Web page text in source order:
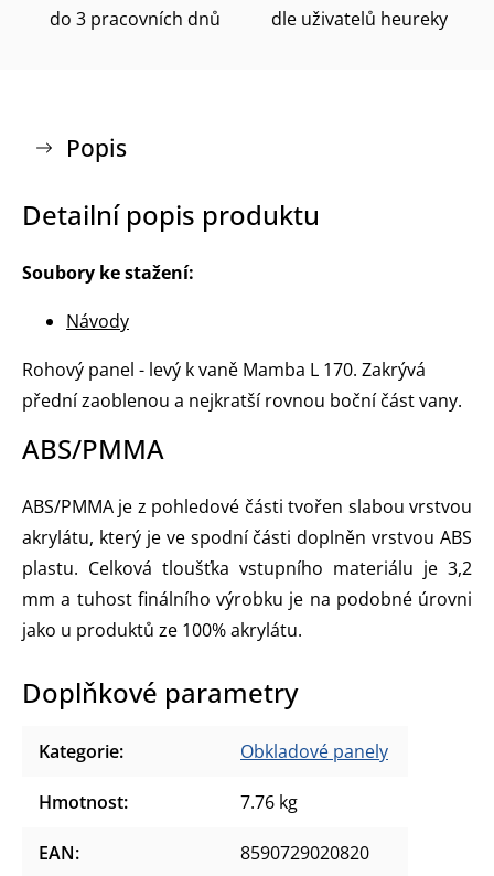
do 3 pracovních dnů dle uživatelů heureky
Popis
Detailní popis produktu
Soubory ke stažení:
Návody
Rohový panel - levý k vaně Mamba L 170. Zakrývá
přední zaoblenou a nejkratší rovnou boční část vany.
ABS/PMMA
ABS/PMMA je z pohledové části tvořen slabou vrstvou
akrylátu, který je ve spodní části doplněn vrstvou ABS
plastu. Celková tloušťka vstupního materiálu je 3,2
mm a tuhost finálního výrobku je na podobné úrovni
jako u produktů ze 100% akrylátu.
Doplňkové parametry
Kategorie: Obkladové panely
Hmotnost: 7.76 kg
EAN: 8590729020820